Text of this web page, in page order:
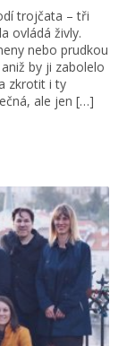
trojčata – tři
ovládá živly.
nebo prudkou
by ji zabolelo
zkrotit i ty
ale jen […]